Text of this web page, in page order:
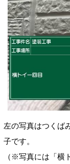
左の写真はつくば
子です。
（※写真には「横